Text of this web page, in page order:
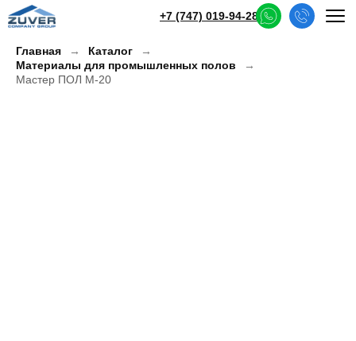
+7 (747) 019-94-28
Главная
Каталог
Материалы для промышленных полов
Мастер ПОЛ М-20